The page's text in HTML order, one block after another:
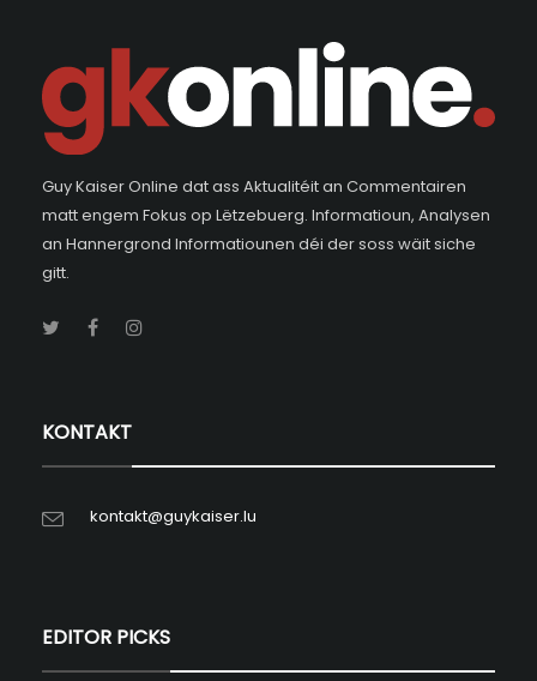
Guy Kaiser Online dat ass Aktualitéit an Commentairen
matt engem Fokus op Lëtzebuerg. Informatioun, Analysen
an Hannergrond Informatiounen déi der soss wäit siche
gitt.
KONTAKT
kontakt@guykaiser.lu
EDITOR PICKS